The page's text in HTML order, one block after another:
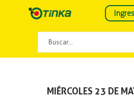
MIÉRCOLES 23 DE